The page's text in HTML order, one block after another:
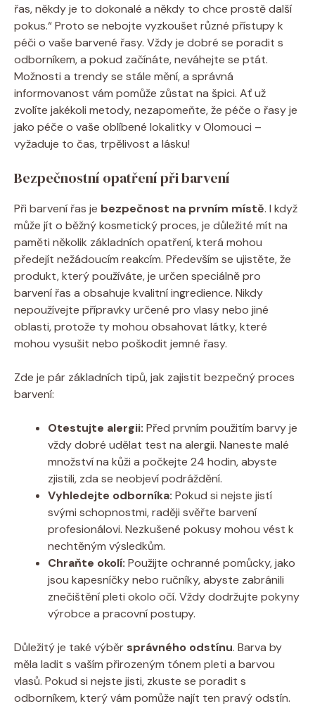
řas, někdy je to dokonalé a někdy to chce prostě další
pokus.“ Proto se nebojte vyzkoušet různé přístupy k
péči o vaše barvené řasy. Vždy je dobré se poradit s
odborníkem, a pokud začínáte, neváhejte se ptát.
Možnosti a trendy se stále mění, a správná
informovanost vám pomůže zůstat na špici. Ať už
zvolíte jakékoli metody, nezapomeňte, že péče o řasy je
jako péče o vaše oblíbené lokalitky v Olomouci –
vyžaduje to čas, trpělivost a lásku!
Bezpečnostní opatření při barvení
Při barvení řas je bezpečnost na prvním místě. I když
může jít o běžný kosmetický proces, je důležité mít na
paměti několik základních opatření, která mohou
předejít nežádoucím reakcím. Především se ujistěte, že
produkt, který používáte, je určen speciálně pro
barvení řas a obsahuje kvalitní ingredience. Nikdy
nepoužívejte přípravky určené pro vlasy nebo jiné
oblasti, protože ty mohou obsahovat látky, které
mohou vysušit nebo poškodit jemné řasy.
Zde je pár základních tipů, jak zajistit bezpečný proces
barvení:
Otestujte alergii: Před prvním použitím barvy je
vždy dobré udělat test na alergii. Naneste malé
množství na kůži a počkejte 24 hodin, abyste
zjistili, zda se neobjeví podráždění.
Vyhledejte odborníka: Pokud si nejste jistí
svými schopnostmi, raději svěřte barvení
profesionálovi. Nezkušené pokusy mohou vést k
nechtěným výsledkům.
Chraňte okolí: Použijte ochranné pomůcky, jako
jsou kapesníčky nebo ručníky, abyste zabránili
znečištění pleti okolo očí. Vždy dodržujte pokyny
výrobce a pracovní postupy.
Důležitý je také výběr správného odstínu. Barva by
měla ladit s vaším přirozeným tónem pleti a barvou
vlasů. Pokud si nejste jisti, zkuste se poradit s
odborníkem, který vám pomůže najít ten pravý odstín.